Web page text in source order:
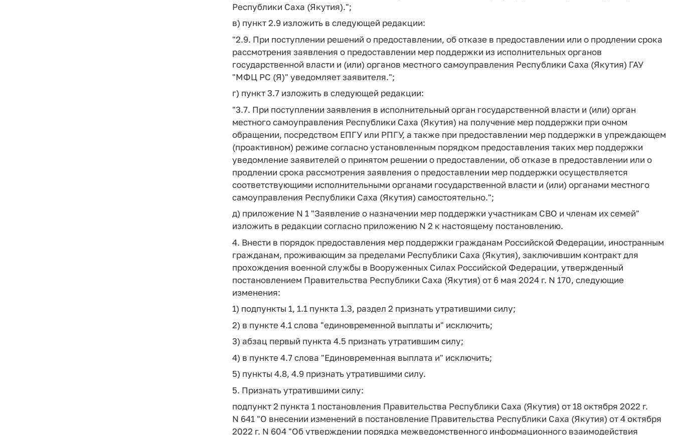
Республики Саха (Якутия).";
в) пункт 2.9 изложить в следующей редакции:
"2.9. При поступлении решений о предоставлении, об отказе в предоставлении или о продлении срока
рассмотрения заявления о предоставлении мер поддержки из исполнительных органов
государственной власти и (или) органов местного самоуправления Республики Саха (Якутия) ГАУ
"МФЦ РС (Я)" уведомляет заявителя.";
г) пункт 3.7 изложить в следующей редакции:
"3.7. При поступлении заявления в исполнительный орган государственной власти и (или) орган
местного самоуправления Республики Саха (Якутия) на получение мер поддержки при очном
обращении, посредством ЕПГУ или РПГУ, а также при предоставлении мер поддержки в упреждающем
(проактивном) режиме согласно установленным порядком предоставления таких мер поддержки
уведомление заявителей о принятом решении о предоставлении, об отказе в предоставлении или о
продлении срока рассмотрения заявления о предоставлении мер поддержки осуществляется
соответствующими исполнительными органами государственной власти и (или) органами местного
самоуправления Республики Саха (Якутия) самостоятельно.";
д) приложение N 1 "Заявление о назначении мер поддержки участникам СВО и членам их семей"
изложить в редакции согласно приложению N 2 к настоящему постановлению.
4. Внести в порядок предоставления мер поддержки гражданам Российской Федерации, иностранным
гражданам, проживающим за пределами Республики Саха (Якутия), заключившим контракт для
прохождения военной службы в Вооруженных Силах Российской Федерации, утвержденный
постановлением Правительства Республики Саха (Якутия) от 6 мая 2024 г. N 170, следующие
изменения:
1) подпункты 1, 1.1 пункта 1.3, раздел 2 признать утратившими силу;
2) в пункте 4.1 слова "единовременной выплаты и" исключить;
3) абзац первый пункта 4.5 признать утратившим силу;
4) в пункте 4.7 слова "Единовременная выплата и" исключить;
5) пункты 4.8, 4.9 признать утратившими силу.
5. Признать утратившими силу:
подпункт 2 пункта 1 постановления Правительства Республики Саха (Якутия) от 18 октября 2022 г.
N 641 "О внесении изменений в постановление Правительства Республики Саха (Якутия) от 4 октября
2022 г. N 604 "Об утверждении порядка межведомственного информационного взаимодействия